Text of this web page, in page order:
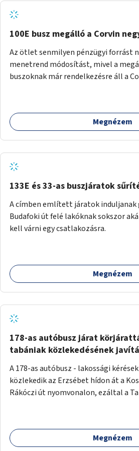
tud állni a megállóba. A környéken a
csúcsidőben már most is fullos, a
befejeztével hatványozódni fog az
100E busz megálló a Corvin
Az ötlet senmilyen pénzügyi forrást
menetrend módosítást, mivel a
buszoknak már rendelkezésre áll a
ha a 100E reptéri busz a Corvin
megállna - főleg éjjel, amikor a metró
nem hosszabbítaná meg sokkal, a 4-
viszont a Kálvin tér-Corvin negyed
perccel rövidítheti az utazási idejét.
Megnézem
133E és 33-as buszjáratok
A címben említett járatok induljanak
Budafoki út felé lakóknak sokszor
kell várni egy csatlakozásra.
Megnézem
178-as autóbusz járat
tabániak közlekedésének
A 178-as autóbusz - lakossági
közlekedik az Erzsébet hídon át a
Rákóczi út nyomvonalon, ezáltal a
járattal feljutni a Naphegyre, ahol
körzetben élők számára. Megoldás
Megnézem